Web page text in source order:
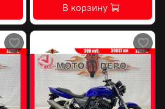
В корзину